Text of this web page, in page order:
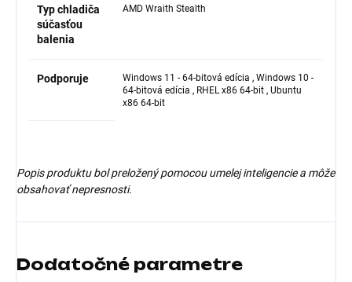
Typ chladiča
súčasťou
balenia
AMD Wraith Stealth
Podporuje
Windows 11 - 64-bitová edícia , Windows 10 -
64-bitová edícia , RHEL x86 64-bit , Ubuntu
x86 64-bit
Popis produktu bol preložený pomocou umelej inteligencie a môže
obsahovať nepresnosti.
Dodatočné parametre